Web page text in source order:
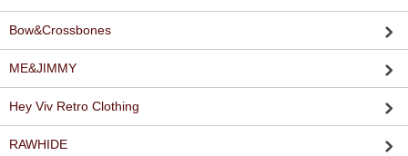
Bow&Crossbones
ME&JIMMY
Hey Viv Retro Clothing
RAWHIDE